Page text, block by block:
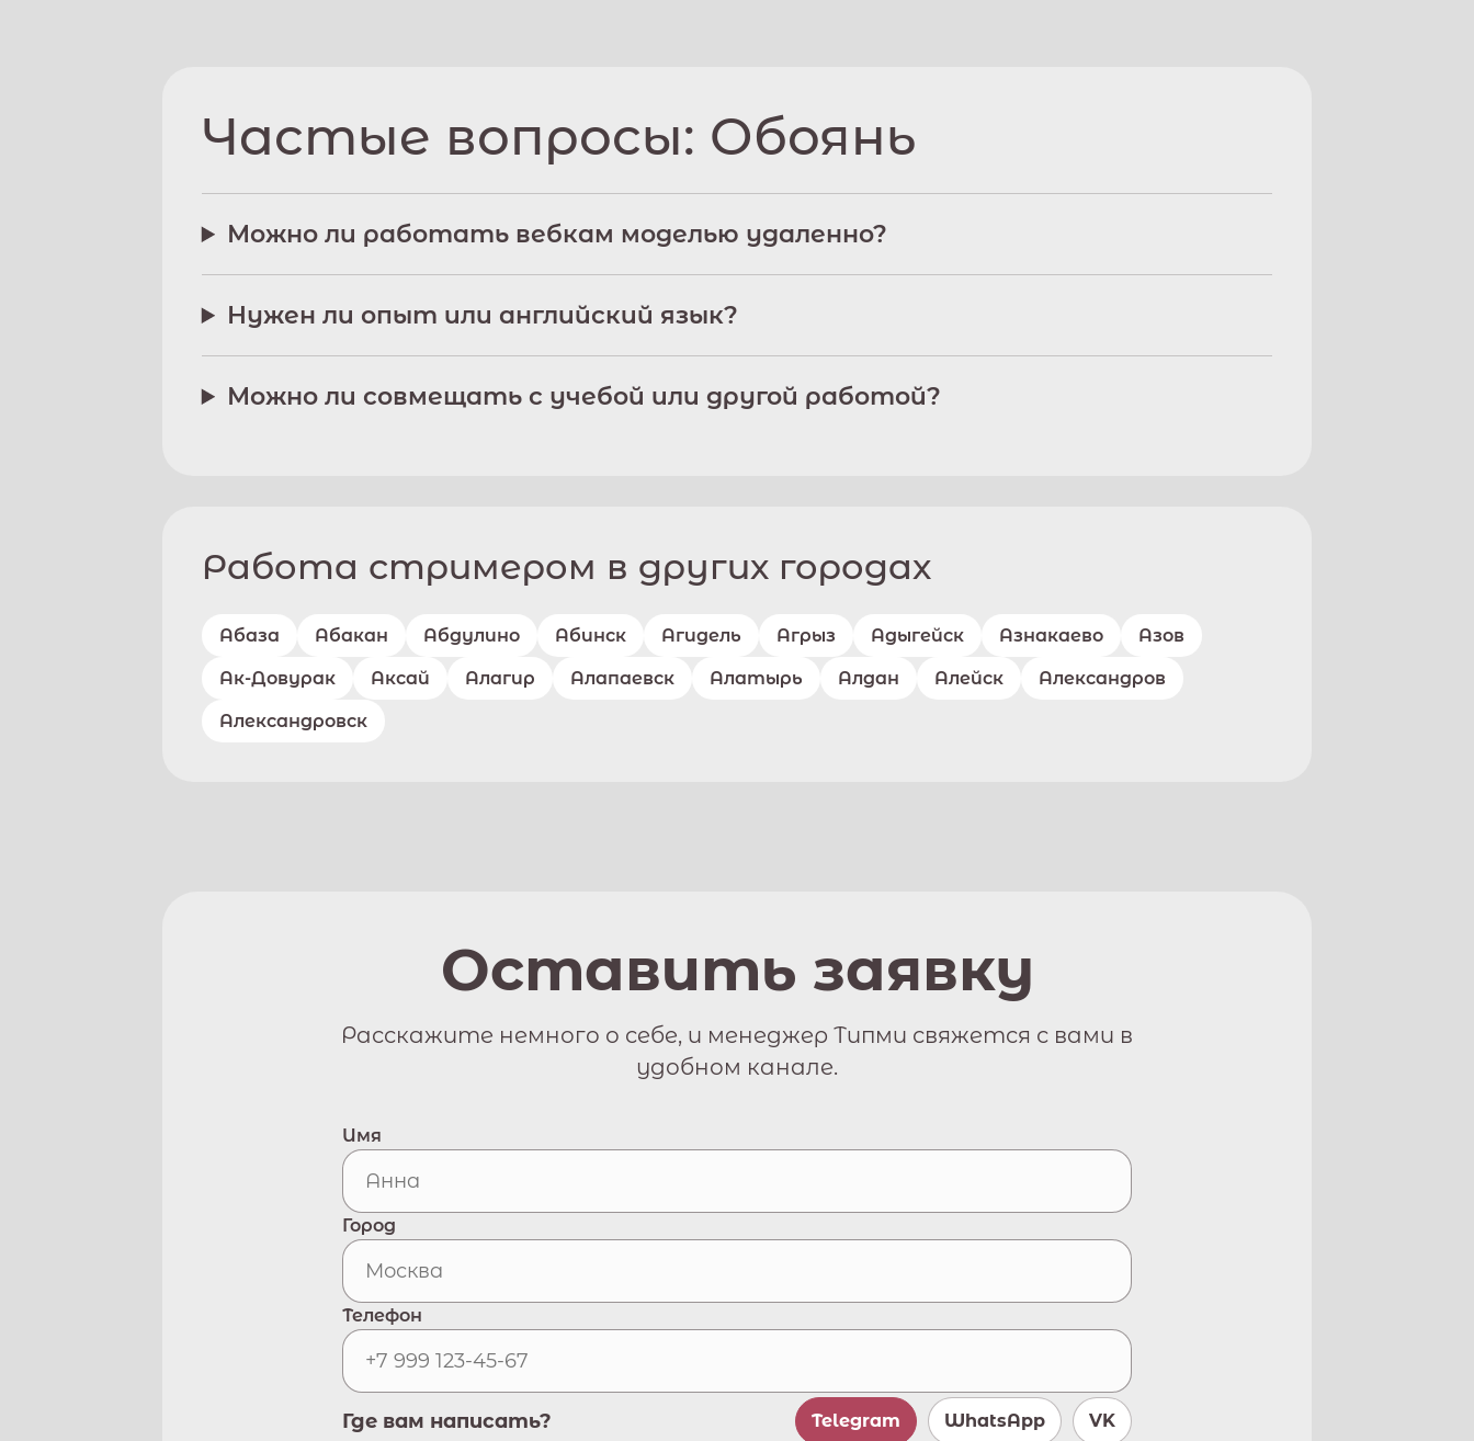
Частые вопросы: Обоянь
Можно ли работать вебкам моделью удаленно?
Нужен ли опыт или английский язык?
Можно ли совмещать с учебой или другой работой?
Работа стримером в других городах
Абаза Абакан Абдулино Абинск Агидель Агрыз Адыгейск Азнакаево Азов
Ак-Довурак Аксай Алагир Алапаевск Алатырь Алдан Алейск Александров
Александровск
Оставить заявку
Расскажите немного о себе, и менеджер Типми свяжется с вами в
удобном канале.
Имя
Город
Телефон
Где вам написать? Telegram WhatsApp VK